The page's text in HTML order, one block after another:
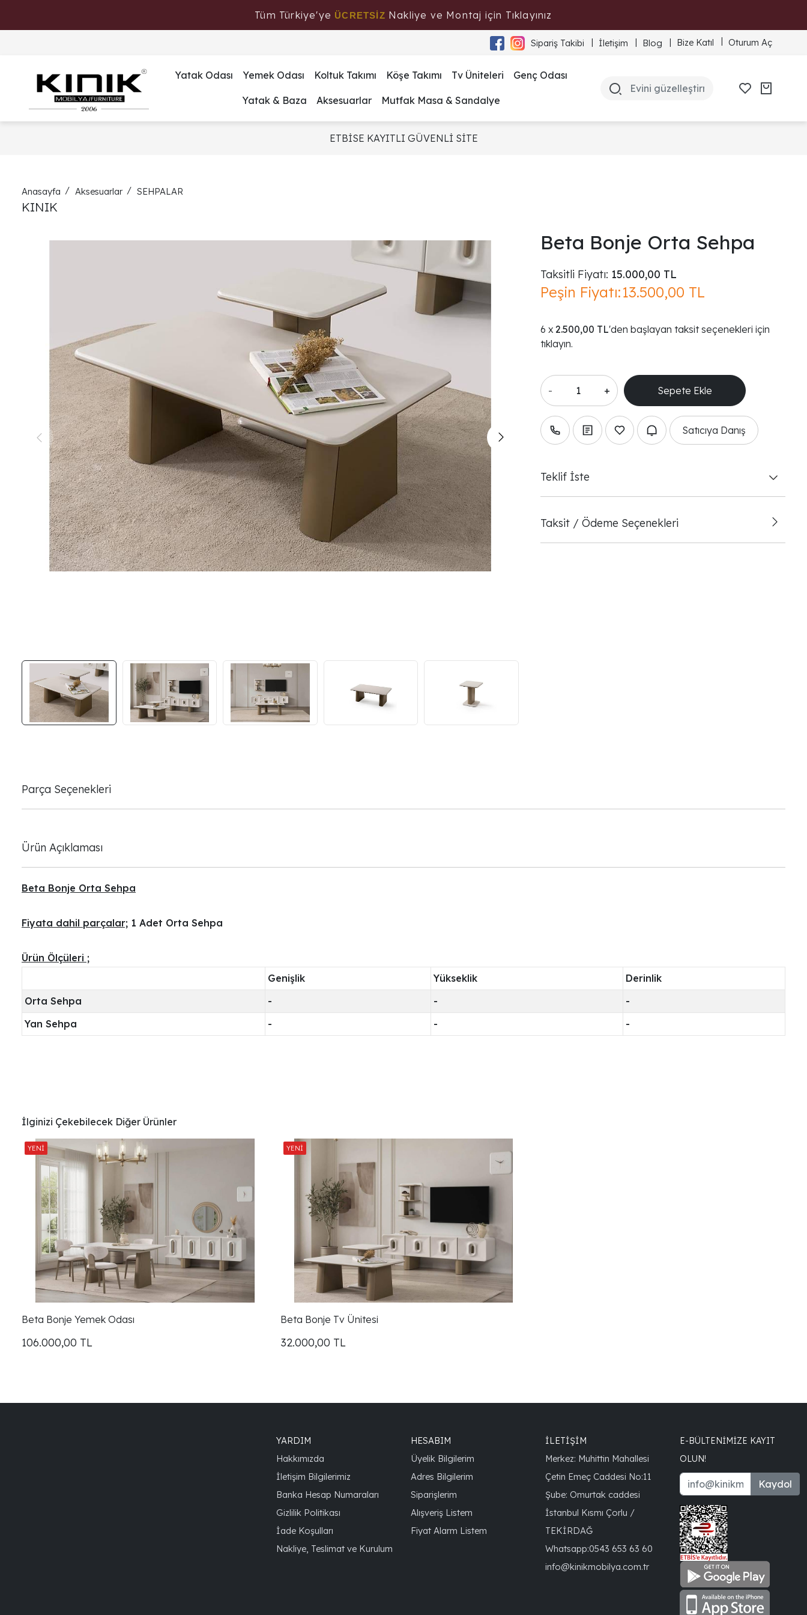
Tüm Türkiye'ye ÜCRETSİZ Nakliye ve Montaj için Tıklayınız
Sipariş Takibi İletişim Blog Bize Katıl Oturum Aç
Yatak Odası Yemek Odası Koltuk Takımı Köşe Takımı Tv Üniteleri Genç Odası
Yatak & Baza Aksesuarlar Mutfak Masa & Sandalye
ETBİSE KAYITLI GÜVENLİ SİTE
Anasayfa Aksesuarlar SEHPALAR
KINIK
Beta Bonje Orta Sehpa
Taksitli Fiyatı: 15.000,00 TL
Peşin Fiyatı:13.500,00 TL
2.500,00 TL'den başlayan taksit seçenekleri için
tıklayın.
- +
Satıcıya Danış
Teklif İste
Taksit / Ödeme Seçenekleri
Parça Seçenekleri
Ürün Açıklaması
Beta Bonje Orta Sehpa
Fiyata dahil parçalar; 1 Adet Orta Sehpa
Ürün Ölçüleri ;
Genişlik
Yükseklik
Derinlik
Orta Sehpa
- -
-
Yan Sehpa
- - -
İlginizi Çekebilecek Diğer Ürünler
Beta Bonje Yemek Odası
106.000,00 TL
Beta Bonje Tv Ünitesi
32.000,00 TL
YARDIM
Hakkımızda
İletişim Bilgilerimiz
Banka Hesap Numaraları
Gizlilik Politikası
İade Koşulları
Nakliye, Teslimat ve Kurulum
HESABIM
Üyelik Bilgilerim
Adres Bilgilerim
Siparişlerim
Alışveriş Listem
Fiyat Alarm Listem
İLETİŞİM
Merkez: Muhittin Mahallesi
Çetin Emeç Caddesi No:11
Şube: Omurtak caddesi
İstanbul Kısmı Çorlu /
TEKİRDAĞ
Whatsapp:0543 653 63 60
info@kinikmobilya.com.tr
E-BÜLTENIMIZE KAYIT
OLUN!
Kaydol